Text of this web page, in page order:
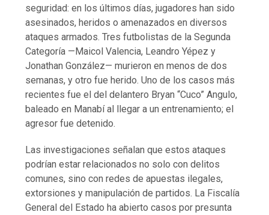
seguridad: en los últimos días, jugadores han sido
asesinados, heridos o amenazados en diversos
ataques armados. Tres futbolistas de la Segunda
Categoría —Maicol Valencia, Leandro Yépez y
Jonathan González— murieron en menos de dos
semanas, y otro fue herido. Uno de los casos más
recientes fue el del delantero Bryan “Cuco” Angulo,
baleado en Manabí al llegar a un entrenamiento; el
agresor fue detenido.
Las investigaciones señalan que estos ataques
podrían estar relacionados no solo con delitos
comunes, sino con redes de apuestas ilegales,
extorsiones y manipulación de partidos. La Fiscalía
General del Estado ha abierto casos por presunta